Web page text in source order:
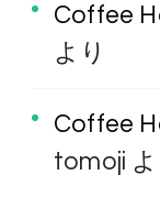
Coffee
より
Coffee
tomoji